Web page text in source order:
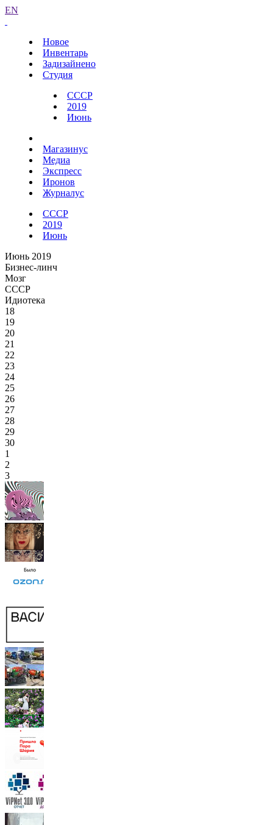
EN
Новое
Инвентарь
Задизайнено
Студия
СССР
2019
Июнь
Магазинус
Медиа
Экспресс
Иронов
Журналус
СССР
2019
Июнь
Июнь 2019
Бизнес-линч
Мозг
СССР
Идиотека
18
19
20
21
22
23
24
25
26
27
28
29
30
1
2
3